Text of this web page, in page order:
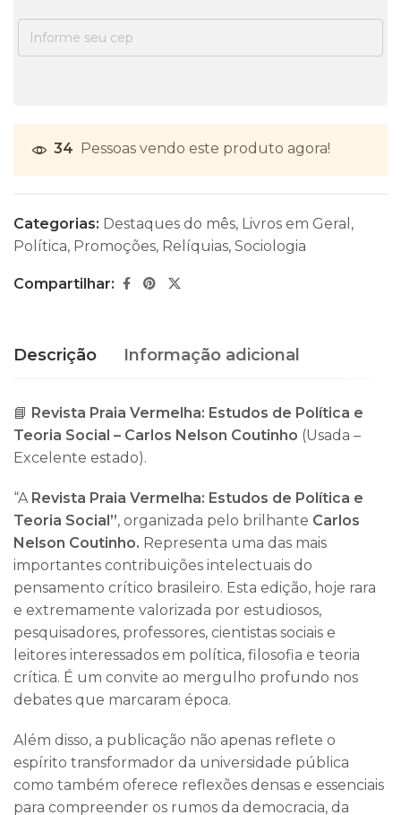
34 Pessoas vendo este produto agora!
Categorias: Destaques do mês, Livros em Geral ,
Política, Promoções, Relíquias, Sociologia
Compartilhar:
Descrição Informação adicional
📘 Revista Praia Vermelha: Estudos de Política e
Teoria Social – Carlos Nelson Coutinho (Usada –
Excelente estado).
“A Revista Praia Vermelha: Estudos de Política e
Teoria Social”, organizada pelo brilhante Carlos
Nelson Coutinho. Representa uma das mais
importantes contribuições intelectuais do
pensamento crítico brasileiro. Esta edição, hoje rara
e extremamente valorizada por estudiosos,
pesquisadores, professores, cientistas sociais e
leitores interessados em política, filosofia e teoria
crítica. É um convite ao mergulho profundo nos
debates que marcaram época.
Além disso, a publicação não apenas reflete o
espírito transformador da universidade pública
como também oferece reflexões densas e essenciais
para compreender os rumos da democracia, da